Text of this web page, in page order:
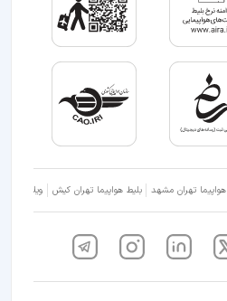
هواپیما تهران مشهد بلیط هواپیما تهران کیش ویلا شمال